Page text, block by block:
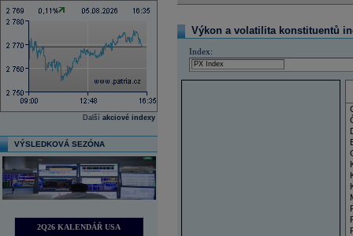
Další akciové indexy
VÝSLEDKOVÁ SEZÓNA
2Q26 KALENDÁŘ USA
Výkon a volatilita konstituentů
Index: